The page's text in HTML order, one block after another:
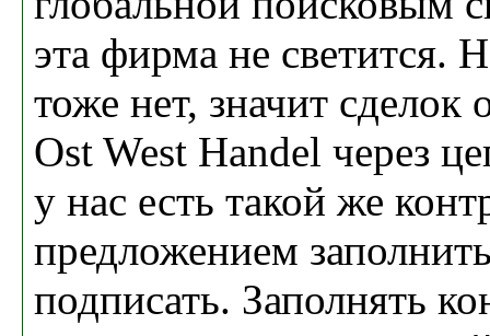
эта фирма не светится.
тоже нет, значит
Ost West Handel через
у нас есть такой же
предложением
подписать. Заполнять